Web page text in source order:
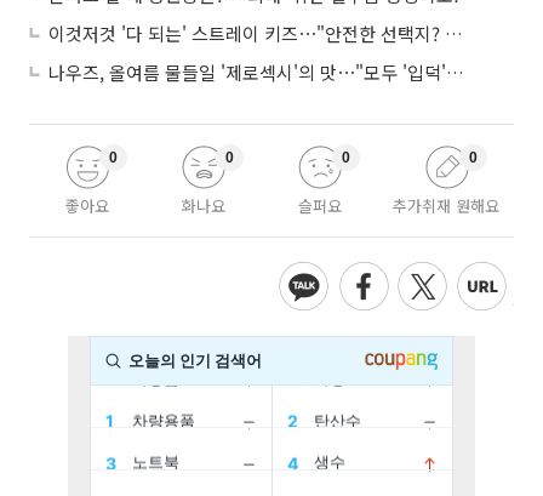
이것저것 '다 되는' 스트레이 키즈⋯"안전한 선택지? 도전이 재밌죠"
나우즈, 올여름 물들일 '제로섹시'의 맛⋯"모두 '입덕'시킬 것"
좋아요
0
화나요
0
슬퍼요
0
추가취재 원해요
0